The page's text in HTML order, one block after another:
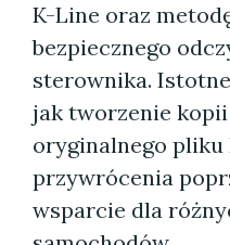
K-Line oraz
bezpiecznego
sterownika.
jak tworzenie kopii
oryginalnego pliku
przywrócenia
wsparcie dla